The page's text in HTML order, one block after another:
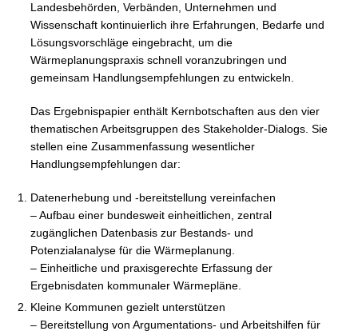
Landesbehörden, Verbänden, Unternehmen und
Wissenschaft kontinuierlich ihre Erfahrungen, Bedarfe und
Lösungsvorschläge eingebracht, um die
Wärmeplanungspraxis schnell voranzubringen und
gemeinsam Handlungsempfehlungen zu entwickeln.
Das Ergebnispapier enthält Kernbotschaften aus den vier
thematischen Arbeitsgruppen des Stakeholder-Dialogs. Sie
stellen eine Zusammenfassung wesentlicher
Handlungsempfehlungen dar:
Datenerhebung und -bereitstellung vereinfachen
– Aufbau einer bundesweit einheitlichen, zentral
zugänglichen Datenbasis zur Bestands- und
Potenzialanalyse für die Wärmeplanung.
– Einheitliche und praxisgerechte Erfassung der
Ergebnisdaten kommunaler Wärmepläne.
Kleine Kommunen gezielt unterstützen
– Bereitstellung von Argumentations- und Arbeitshilfen für